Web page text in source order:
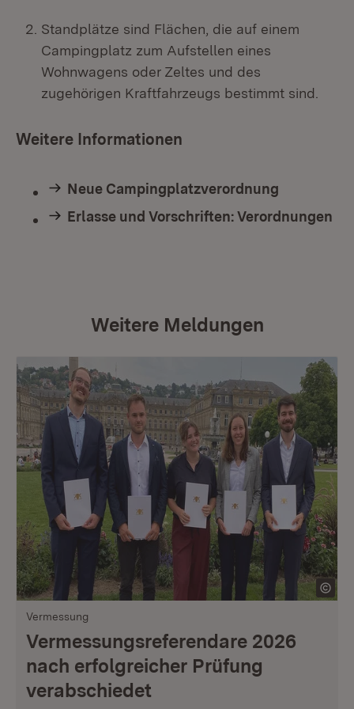
Standplätze sind Flächen, die auf einem
Campingplatz zum Aufstellen eines
Wohnwagens oder Zeltes und des
zugehörigen Kraftfahrzeugs bestimmt sind.
Weitere Informationen
Neue Campingplatzverordnung
Erlasse und Vorschriften: Verordnungen
Weitere Meldungen
Vermessung
Vermessungsreferendare 2026
nach erfolgreicher Prüfung
verabschiedet